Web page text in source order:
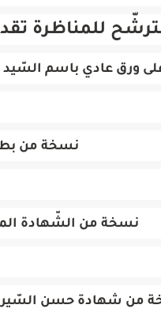
للمناظرة
عادي باسم السّيد
نسخة من
نسخة من الشّهادة
من شهادة حسن السّيرة